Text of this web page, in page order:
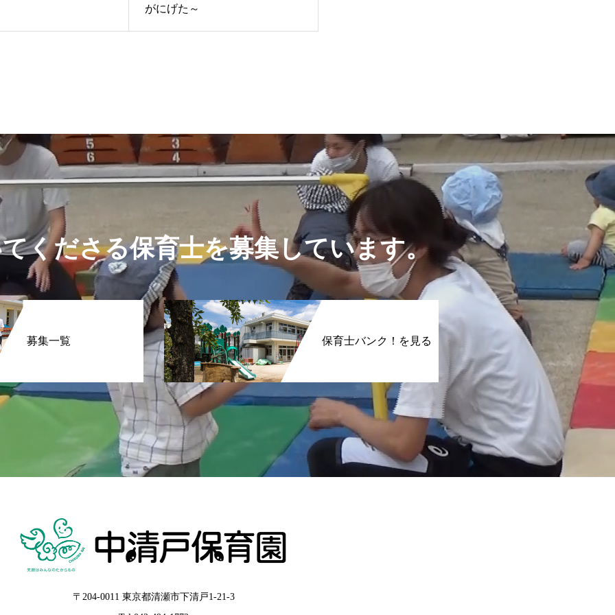
がにげた～
くださる保育士を募集しています。
募集一覧 保育士バンク！を見る
〒204-0011 東京都清瀬市下清戸1-21-3